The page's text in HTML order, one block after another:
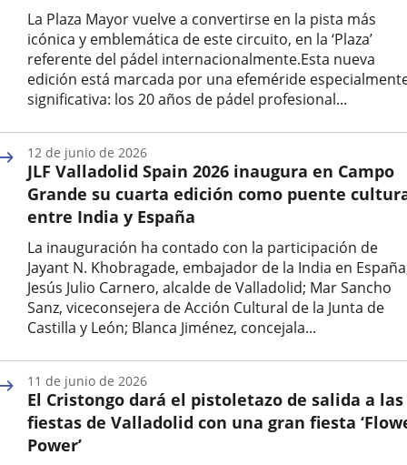
La Plaza Mayor vuelve a convertirse en la pista más
icónica y emblemática de este circuito, en la ‘Plaza’
referente del pádel internacionalmente.Esta nueva
edición está marcada por una efeméride
significativa: los 20 años de pádel profesional...
la
noticia
JLF Valladolid Spain 2026 inaugura en Campo
Grande su cuarta edición como puente
entre India y España
La inauguración ha contado con la participación de
Jayant N. Khobragade, embajador de la India en
Jesús Julio Carnero, alcalde de Valladolid; Mar Sancho
Sanz, viceconsejera de Acción Cultural de la Junta de
Castilla y León; Blanca Jiménez, concejala...
la
noticia
12 de junio de 2026
El Cristongo dará el pistoletazo de salida a las
fiestas de Valladolid con una gran fiesta
Power’
11 de junio de 2026